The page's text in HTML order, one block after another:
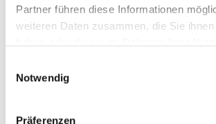
Partner führen diese Informationen
weiteren Daten zusammen, die Sie
Notwendig
Präferenzen